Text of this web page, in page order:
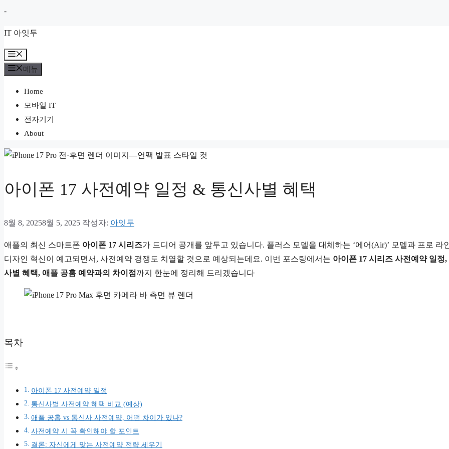
-컨
츠
로
건
IT 아잇두
뉴
메뉴
Home
모바일 IT
전자기기
About
아이폰 17 사전예약 일정 & 통신사별 혜택
8월 8, 20258월 5, 2025 작성자: 아잇두
애플의 최신 스마트폰 아이폰 17 시리즈가 드디어 공개를 앞두고 있습니다. 플러스 모델을 대체하는 ‘에어(Air)’ 모델과 프로 라
디자인 혁신이 예고되면서, 사전예약 경쟁도 치열할 것으로 예상되는데요. 이번 포스팅에서는 아이폰 17 시리즈 사전예약 일정,
사별 혜택, 애플 공홈 예약과의 차이점 까지 한눈에 정리해 드리겠습니다
목차
아이폰 17 사전예약 일정
통신사별 사전예약 혜택 비교 (예상)
애플 공홈 vs 통신사 사전예약, 어떤 차이가 있나?
사전예약 시 꼭 확인해야 할 포인트
결론: 자신에게 맞는 사전예약 전략 세우기